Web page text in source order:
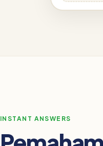
INSTANT ANSWERS